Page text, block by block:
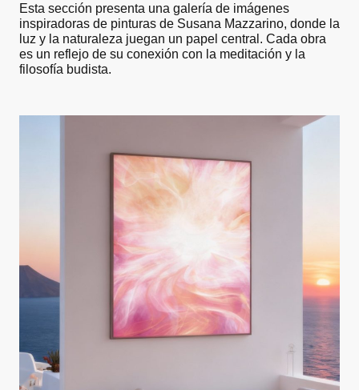
Esta sección presenta una galería de imágenes
inspiradoras de pinturas de Susana Mazzarino, donde la
luz y la naturaleza juegan un papel central. Cada obra
es un reflejo de su conexión con la meditación y la
filosofía budista.